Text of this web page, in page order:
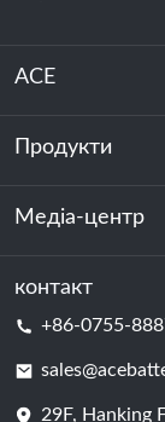
ACE
Про нас
Стійкість
Продукти
Зберігання
Центр обробки
Елемент
Медіа-центр
Новини
контакт
+86-0755-
29F, Hanking